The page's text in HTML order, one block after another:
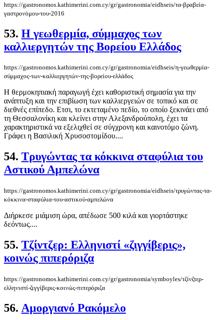
https://gastronomos.kathimerini.com.cy/gr/gastronomia/eidhseis/τα-βραβεία-
γαστρονόμου-του-2016
53. Η γεωθερμία, σύμμαχος των
καλλιεργητών της Βορείου Ελλάδος
https://gastronomos.kathimerini.com.cy/gr/gastronomia/eidhseis/η-γεωθερμία-
σύμμαχος-των-καλλιεργητών-της-βορείου-ελλάδος
Η θερμοκηπιακή παραγωγή έχει καθοριστική σημασία για την
ανάπτυξη και την επιβίωση των καλλιεργειών σε τοπικό και σε
διεθνές επίπεδο. Ετσι, το εκτεταμένο πεδίο, το οποίο ξεκινάει από
τη Θεσσαλονίκη και κλείνει στην Αλεξανδρούπολη, έχει τα
χαρακτηριστικά να εξελιχθεί σε σύγχρονη και καινοτόμο ζώνη.
Γράφει η Βασιλική Χρυσοστομίδου....
54. Τρυγώντας τα κόκκινα σταφύλια του
Αστικού Αμπελώνα
https://gastronomos.kathimerini.com.cy/gr/gastronomia/eidhseis/τρυγώντας-τα-
κόκκινα-σταφύλια-του-αστικού-αμπελώνα
Διήρκεσε μιάμιση ώρα, απέδωσε 500 κιλά και γιορτάστηκε
δεόντως....
55. Τζίντζερ: Ελληνιστί «ζιγγίβερις»,
κοινώς πιπερόριζα
https://gastronomos.kathimerini.com.cy/gr/gastronomia/symboyles/τζίνζτερ-
ελληνιστί-ζιγγίβερις-κοινώς-πιπερόριζα
56. Αµοργιανό Ρακόμελο